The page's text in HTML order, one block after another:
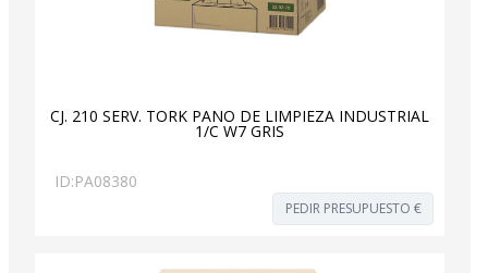
CJ. 210 SERV. TORK PAÑO DE LIMPIEZA INDUSTRIAL
1/C W7 GRIS
ID:PA08380
PEDIR PRESUPUESTO €